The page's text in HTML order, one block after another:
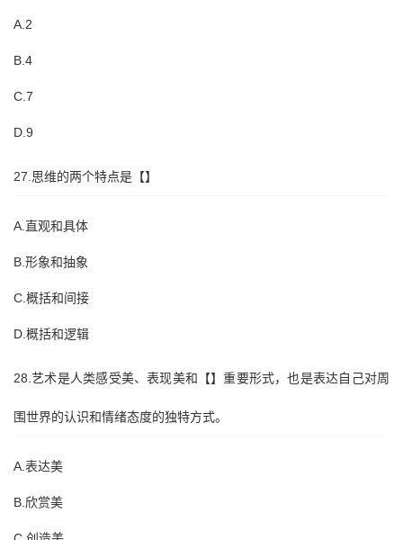
A.2
B.4
C.7
D.9
27.思维的两个特点是【】
A.直观和具体
B.形象和抽象
C.概括和间接
D.概括和逻辑
28.艺术是人类感受美、表现美和【】重要形式，也是表达自己对周
围世界的认识和情绪态度的独特方式。
A.表达美
B.欣赏美